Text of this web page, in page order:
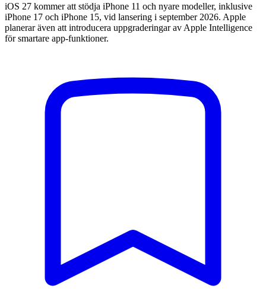
iOS 27 kommer att stödja iPhone 11 och nyare modeller, inklusive
iPhone 17 och iPhone 15, vid lansering i september 2026. Apple
planerar även att introducera uppgraderingar av Apple Intelligence
för smartare app-funktioner.